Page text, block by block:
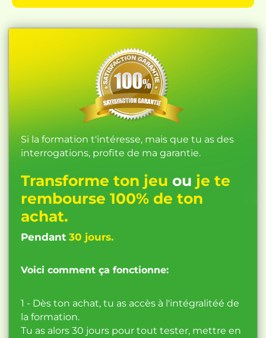
Si la formation t'intéresse, mais que tu as des
interrogations, profite de ma garantie.
Transforme ton jeu ou je te
rembourse 100% de ton
achat.
Pendant 30 jours.
Voici comment ça fonctionne:
1 - Dès ton achat, tu as accès à l'intégralitéé de
la formation.
Tu as alors 30 jours pour tout tester, mettre en